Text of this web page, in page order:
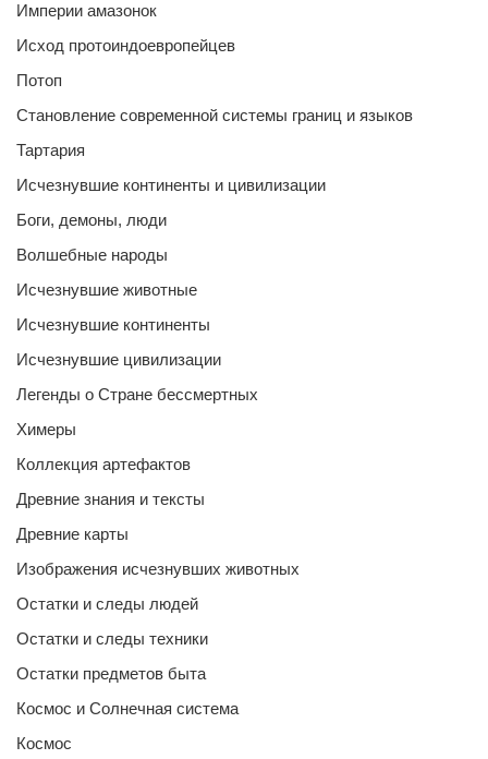
Империи амазонок
Исход протоиндоевропейцев
Потоп
Становление современной системы границ и языков
Тартария
Исчезнувшие континенты и цивилизации
Боги, демоны, люди
Волшебные народы
Исчезнувшие животные
Исчезнувшие континенты
Исчезнувшие цивилизации
Легенды о Стране бессмертных
Химеры
Коллекция артефактов
Древние знания и тексты
Древние карты
Изображения исчезнувших животных
Остатки и следы людей
Остатки и следы техники
Остатки предметов быта
Космос и Солнечная система
Космос